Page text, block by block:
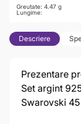
Greutate: 4.47 g
Lungime:
Descriere
Prezentare
Set argint
Swarovski